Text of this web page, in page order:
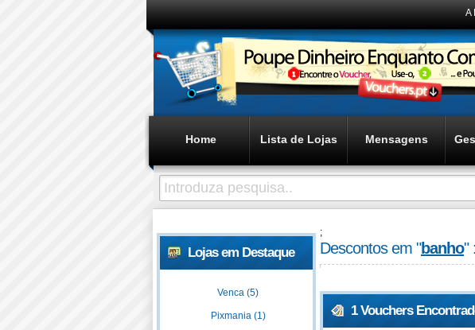
A
Home Lista de Lojas Mensagens
Lojas em Destaque
Venca (5)
Pixmania (1)
;
Descontos em "banho" :
1 Vouchers